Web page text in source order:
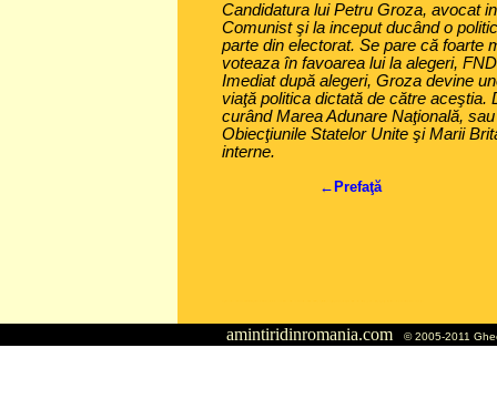
Candidatura lui Petru Groza, avocat
Comunist şi la inceput ducând o
parte din electorat. Se pare că foarte
voteaza în favoarea lui la alegeri,
Imediat după alegeri, Groza devine
viaţă politica dictată de către aceştia.
curând Marea Adunare Naţională,
Obiecţiunile Statelor Unite şi Marii
interne.
←Prefaţă
amintiridinromania.com © 2005-2011